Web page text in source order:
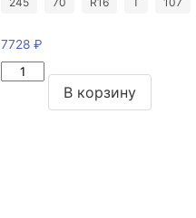
7728 ₽
Количество
В корзину